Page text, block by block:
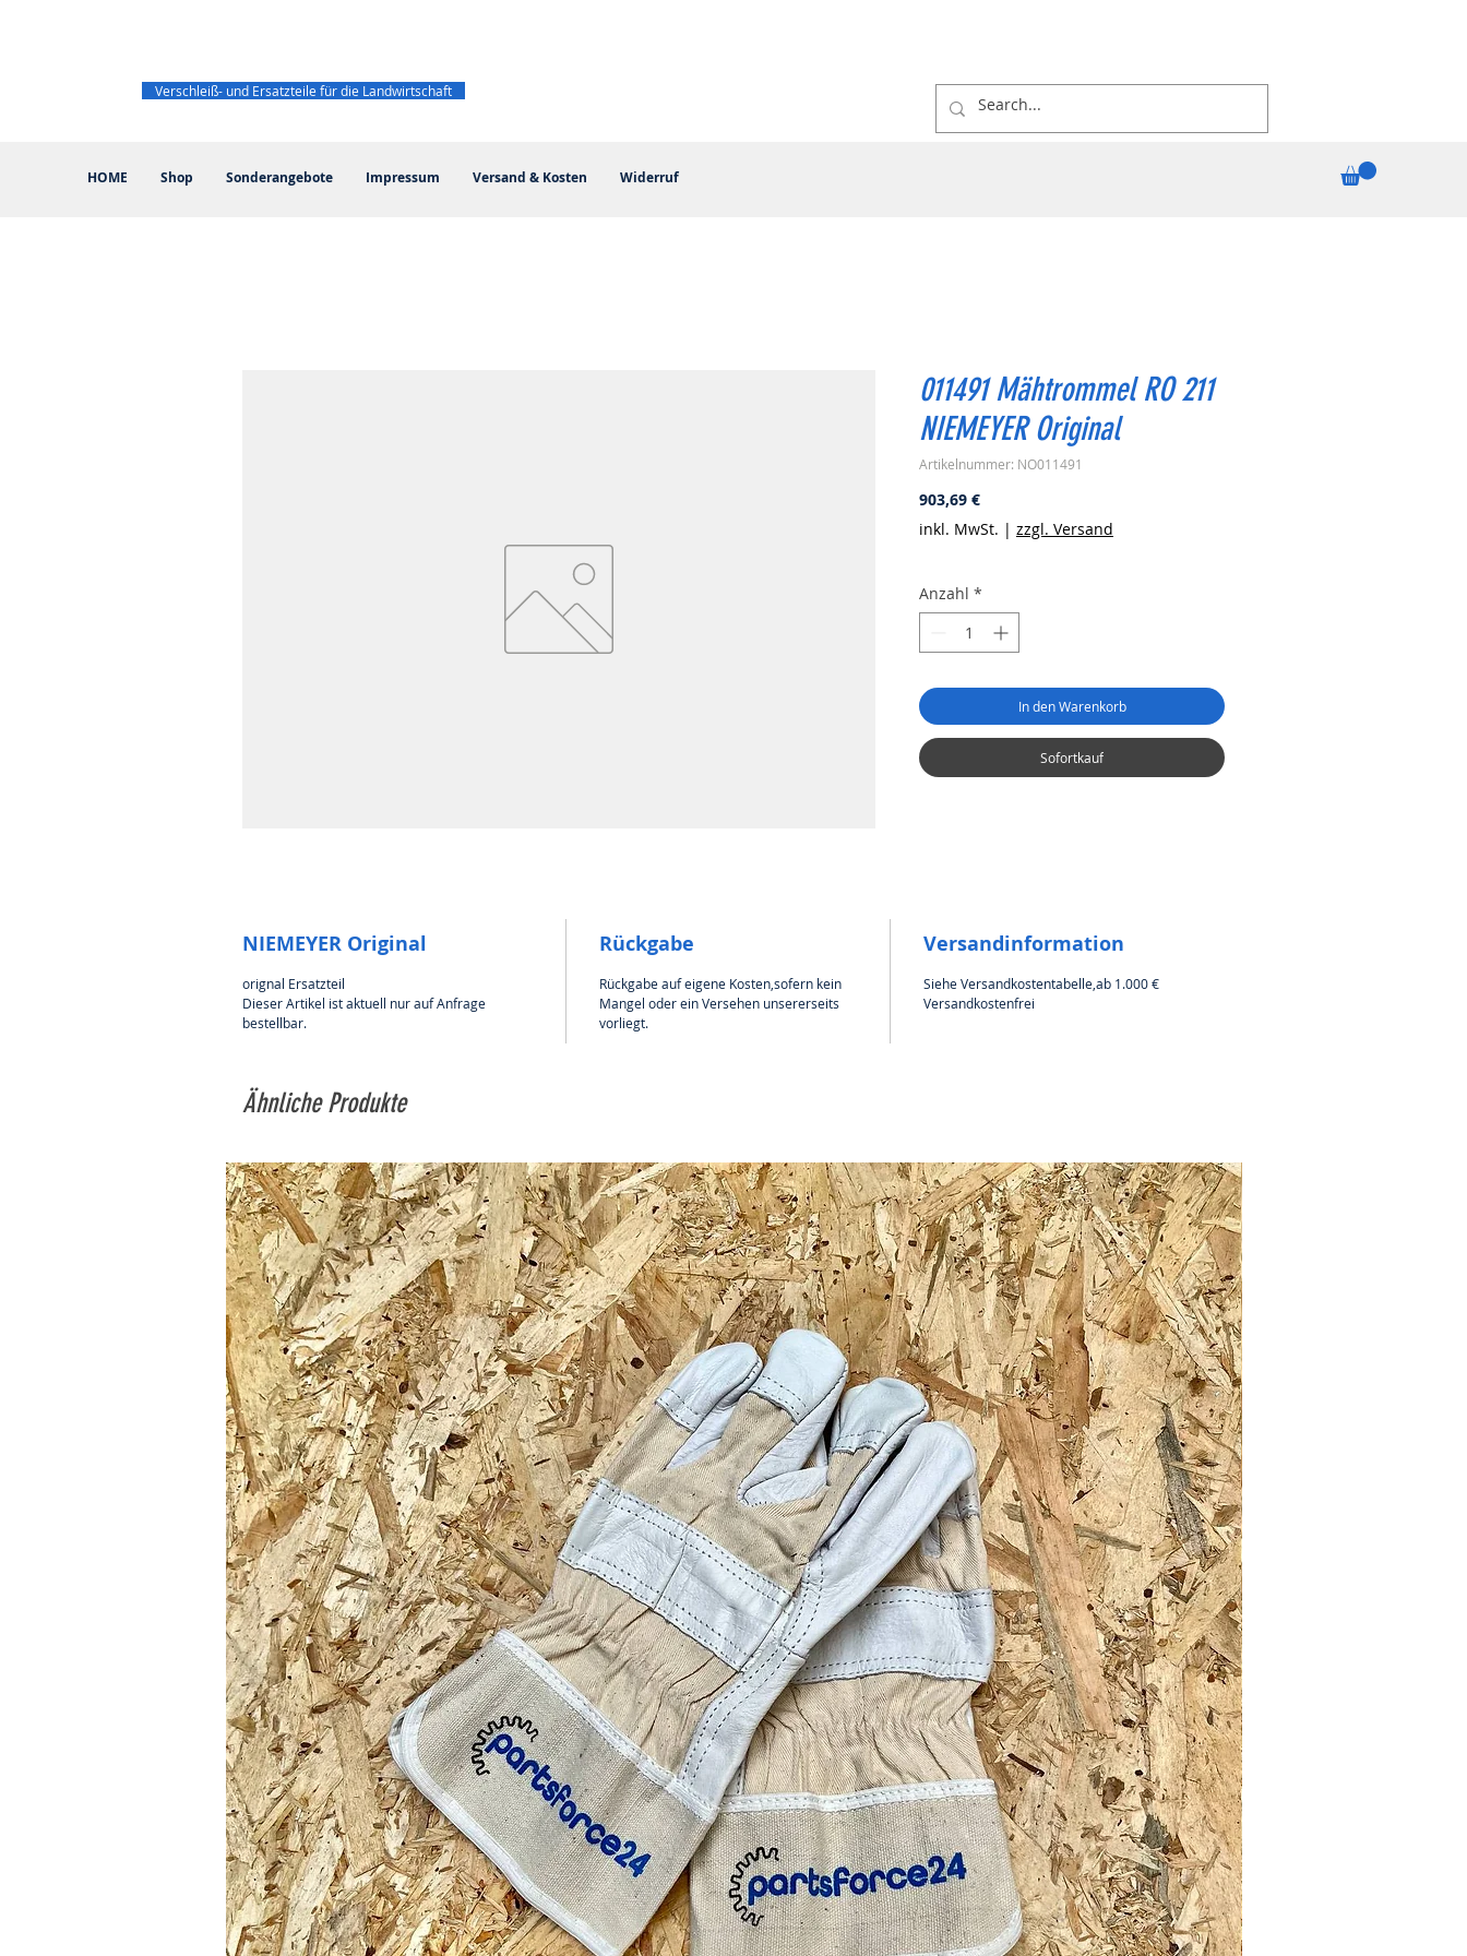
HOME Shop Sonderangebote Impressum Versand & Kosten Widerruf
Verschleiß- und Ersatzteile für die Landwirtschaft
011491 Mähtrommel RO 211
NIEMEYER Original
Artikelnummer: NO011491
903,69 €Preis
inkl. MwSt. | zzgl. Versand
Anzahl *
In den Warenkorb
Sofortkauf
NIEMEYER Original
orignal Ersatzteil
Dieser Artikel ist aktuell nur auf Anfrage
bestellbar.
Rückgabe
Rückgabe auf eigene Kosten,sofern kein
Mangel oder ein Versehen unsererseits
vorliegt.
Versandinformation
Siehe Versandkostentabelle,ab 1.000 €
Versandkostenfrei
Ähnliche Produkte